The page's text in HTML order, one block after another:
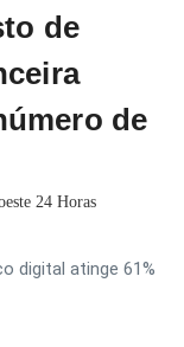
de
de
24 Horas
digital atinge 61%